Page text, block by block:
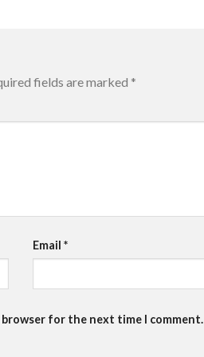
fields are marked *
Email*
browser for the next time I comment.